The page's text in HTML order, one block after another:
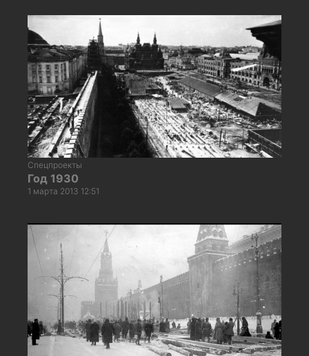
Спецпроекты
Год 1930
1 марта 2013 12:51